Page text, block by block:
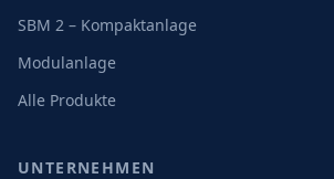
SBM 2 – Kompaktanlage
Modulanlage
Alle Produkte
UNTERNEHMEN